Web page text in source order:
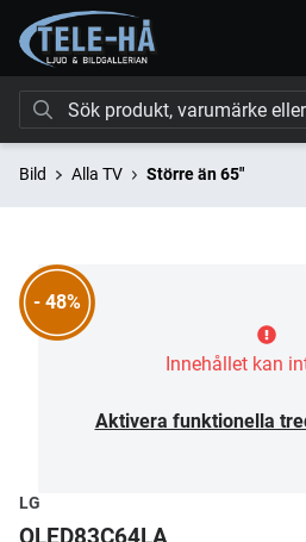
Bild Alla TV Större än 65"
- 48%
Innehållet kan
Aktivera funktionella
LG